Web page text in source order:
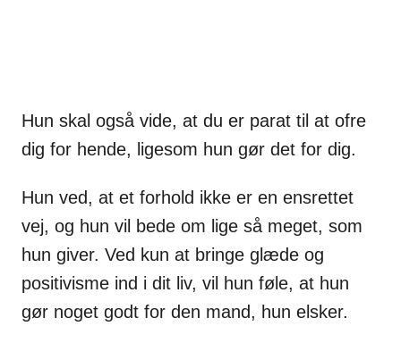
Hun skal også vide, at du er parat til at ofre
dig for hende, ligesom hun gør det for dig.
Hun ved, at et forhold ikke er en ensrettet
vej, og hun vil bede om lige så meget, som
hun giver. Ved kun at bringe glæde og
positivisme ind i dit liv, vil hun føle, at hun
gør noget godt for den mand, hun elsker.